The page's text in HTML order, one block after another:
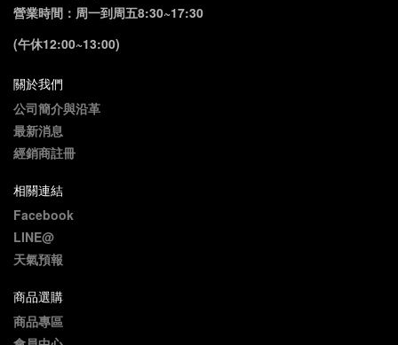
營業時間：周一到周五8:30~17:30
(午休12:00~13:00)
關於我們
公司簡介與沿革
最新消息
經銷商註冊
相關連結
Facebook
LINE@
天氣預報
商品選購
商品專區